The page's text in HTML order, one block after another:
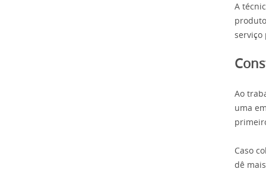
A
serviço
Ao
uma
Caso
dê